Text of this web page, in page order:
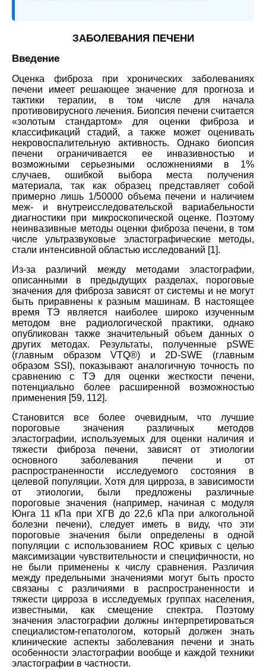
ЗАБОЛЕВАНИЯ ПЕЧЕНИ
Введение
Оценка фиброза при хронических заболеваниях
печени имеет решающее значение для прогноза и
тактики терапии, в том числе для начала
противовирусного лечения. Биопсия печени считается
«золотым стандартом» для оценки фиброза и
классификаций стадий, а также может оценивать
некровоспалительную активность. Однако биопсия
печени ограничивается ее инвазивностью и
возможными серьезными осложнениями в 1%
случаев, ошибкой выбора места получения
материала, так как образец представляет собой
примерно лишь 1/50000 объема печени и наличием
меж- и внутреисследовательской вариабельности
диагностики при микроскопической оценке. Поэтому
неинвазивные методы оценки фиброза печени, в том
числе ультразвуковые эластографические методы,
стали интенсивной областью исследований [1].
Из-за различий между методами эластографии,
описанными в предыдущих разделах, пороговые
значения для фиброза зависят от системы и не могут
быть приравнены к разным машинам. В настоящее
время ТЭ является наиболее широко изученным
методом вне радиологической практики, однако
опубликован также значительный объем данных о
других методах. Результаты, полученные pSWE
(главным образом VTQ®) и 2D-SWE (главным
образом SSI), показывают аналогичную точность по
сравнению с TЭ для оценки жесткости печени,
потенциально более расширенной возможностью
применения [59, 112].
Становится все более очевидным, что лучшие
пороговые значения различных методов
эластографии, используемых для оценки наличия и
тяжести фиброза печени, зависят от этиологии
основного заболевания печени и от
распространенности исследуемого состояния в
целевой популяции. Хотя для цирроза, в зависимости
от этиологии, были предложены различные
пороговые значения (например, начиная с модуля
Юнга 11 кПа при ХГВ до 22,6 кПа при алкогольной
болезни печени), следует иметь в виду, что эти
пороговые значения были определены в одной
популяции с использованием ROC кривых с целью
максимизации чувствительности и специфичности, но
не были применены к числу сравнения. Различия
между предельными значениями могут быть просто
связаны с различиями в распространенности и
тяжести цирроза в исследуемых группах населения,
известными, как смещение спектра. Поэтому
значения эластографии должны интерпретироваться
специалистом-гепатологом, который должен знать
клинические аспекты заболевания печени и знать
особенности эластографии вообще и каждой техники
эластографии в частности.